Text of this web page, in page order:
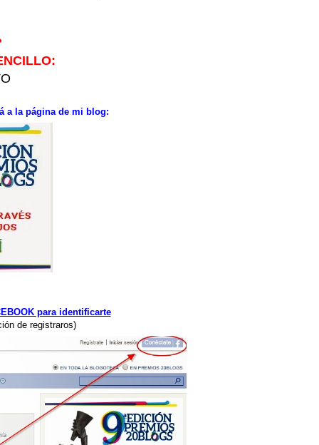
a la página de mi blog:
para identificarte
de registraros)